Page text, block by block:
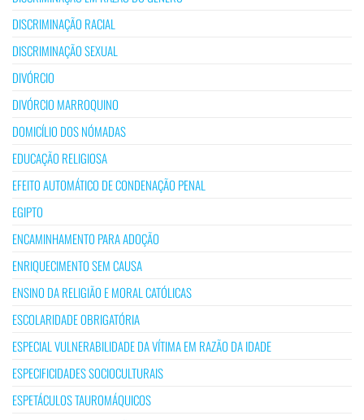
DISCRIMINAÇÃO RACIAL
DISCRIMINAÇÃO SEXUAL
DIVÓRCIO
DIVÓRCIO MARROQUINO
DOMICÍLIO DOS NÓMADAS
EDUCAÇÃO RELIGIOSA
EFEITO AUTOMÁTICO DE CONDENAÇÃO PENAL
EGIPTO
ENCAMINHAMENTO PARA ADOÇÃO
ENRIQUECIMENTO SEM CAUSA
ENSINO DA RELIGIÃO E MORAL CATÓLICAS
ESCOLARIDADE OBRIGATÓRIA
ESPECIAL VULNERABILIDADE DA VÍTIMA EM RAZÃO DA IDADE
ESPECIFICIDADES SOCIOCULTURAIS
ESPETÁCULOS TAUROMÁQUICOS